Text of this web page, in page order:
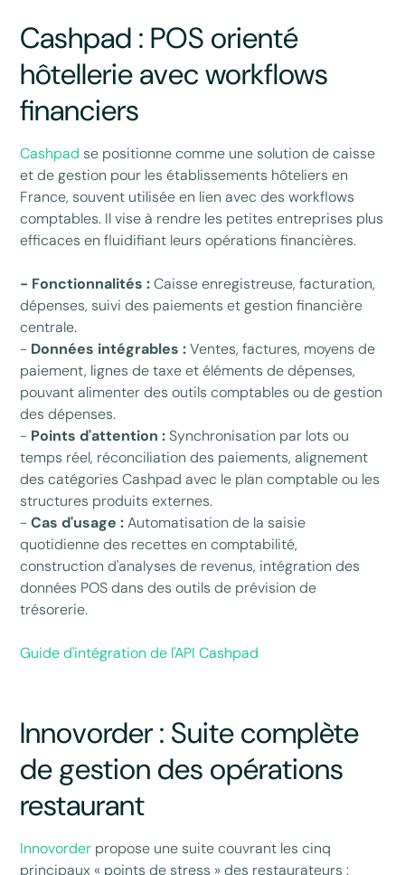
Cashpad : POS orienté
hôtellerie avec workflows
financiers
Cashpad se positionne comme une solution de caisse
et de gestion pour les établissements hôteliers en
France, souvent utilisée en lien avec des workflows
comptables. Il vise à rendre les petites entreprises plus
efficaces en fluidifiant leurs opérations financières.
- Fonctionnalités :Caisse enregistreuse, facturation,
dépenses, suivi des paiements et gestion financière
centrale.
- Données intégrables :Ventes, factures, moyens de
paiement, lignes de taxe et éléments de dépenses,
pouvant alimenter des outils comptables ou de gestion
des dépenses.
- Points d'attention :Synchronisation par lots ou
temps réel, réconciliation des paiements, alignement
des catégories Cashpad avec le plan comptable ou les
structures produits externes.
-Cas d'usage :Automatisation de la saisie
quotidienne des recettes en comptabilité,
construction d'analyses de revenus, intégration des
données POS dans des outils de prévision de
trésorerie.
Guide d'intégration de l'API Cashpad
Innovorder : Suite complète
de gestion des opérations
restaurant
Innovorder propose une suite couvrant les cinq
principaux « points de stress » des restaurateurs :